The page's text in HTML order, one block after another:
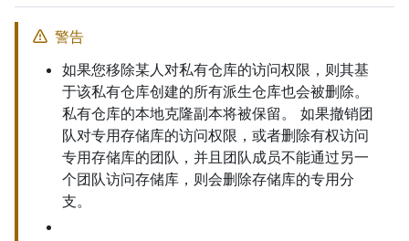
警告
如果您移除某人对私有仓库的访问权限，则其基
于该私有仓库创建的所有派生仓库也会被删除。
私有仓库的本地克隆副本将被保留。 如果撤销团
队对专用存储库的访问权限，或者删除有权访问
专用存储库的团队，并且团队成员不能通过另一
个团队访问存储库，则会删除存储库的专用分
支。